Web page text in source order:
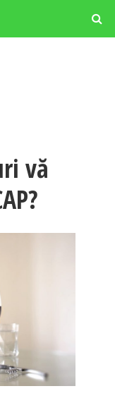
vă